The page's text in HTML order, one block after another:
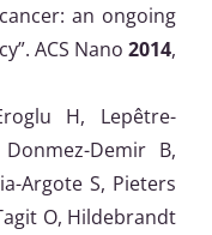
an ongoing
ACS Nano2014,
H, Lepêtre-
Demir B,
Argote S, Pieters
O, Hildebrandt